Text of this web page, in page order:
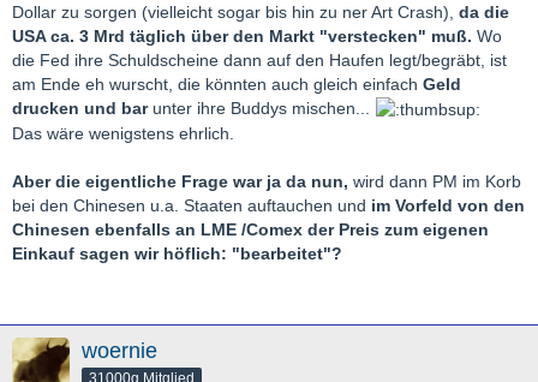
Dollar zu sorgen (vielleicht sogar bis hin zu ner Art Crash), da die
USA ca. 3 Mrd täglich über den Markt "verstecken" muß. Wo
die Fed ihre Schuldscheine dann auf den Haufen legt/begräbt, ist
am Ende eh wurscht, die könnten auch gleich einfach Geld
drucken und barunter ihre Buddys mischen...
Das wäre wenigstens ehrlich.
Aber die eigentliche Frage war ja da nun, wird dann PM im Korb
bei den Chinesen u.a. Staaten auftauchen und im Vorfeld von den
Chinesen ebenfalls an LME /Comex der Preis zum eigenen
Einkauf sagen wir höflich: "bearbeitet"?
woernie
31000g Mitglied